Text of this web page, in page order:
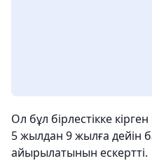
Ол бұл бірлестікке
5 жылдан 9 жылға дейін
айырылатынын ескертті.